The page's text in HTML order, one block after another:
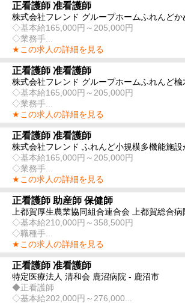
正看護師 准看護師
株式会社フレンド グループホームふれんど
◇基本給165,000円～205,000円
◇業務手...
★この求人の詳細を見る
正看護師 准看護師
株式会社フレンド グループホームふれんど
◇基本給165,000円～205,000円
◇業務手...
★この求人の詳細を見る
正看護師 准看護師
株式会社フレンド ふれんど小規模多機能施
◇基本給165,000円～205,000円
◇業務手...
★この求人の詳細を見る
正看護師 助産師 保健師
上都賀厚生農業協同組合連合会 上都賀総合
◇基本給210,000円～358,500円
◇職種手...
★この求人の詳細を見る
正看護師 准看護師
特定医療法人 清和会 鹿沼病院 - 鹿沼市
◆正看護師
◇基本給202,000円～276,000...